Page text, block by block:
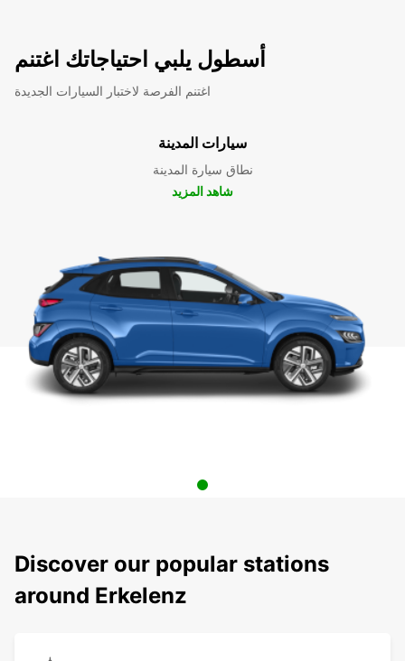
أسطول يلبي احتياجاتك اغتنم
اغتنم الفرصة لاختبار السيارات الجديدة
سيارات المدينة
نطاق سيارة المدينة
شاهد المزيد
Discover our popular stations
around Erkelenz